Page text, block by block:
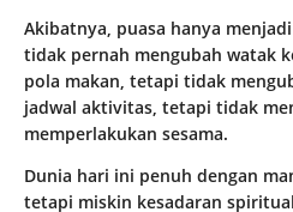
Akibatnya, puasa hanya
tidak pernah mengubah watak
pola makan, tetapi tidak
jadwal aktivitas, tetapi tidak
memperlakukan sesama.
Dunia hari ini penuh dengan
tetapi miskin kesadaran